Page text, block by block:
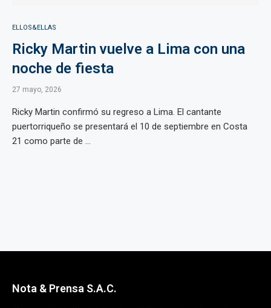
ELLOS&ELLAS
Ricky Martin vuelve a Lima con una
noche de fiesta
27 mayo, 2026
Ricky Martin confirmó su regreso a Lima. El cantante
puertorriqueño se presentará el 10 de septiembre en Costa
21 como parte de ...
Nota & Prensa S.A.C.